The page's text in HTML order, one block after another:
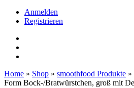
Anmelden
Registrieren
Home » Shop » smoothfood Produkte »
Form Bock-/Bratwürstchen, groß mit